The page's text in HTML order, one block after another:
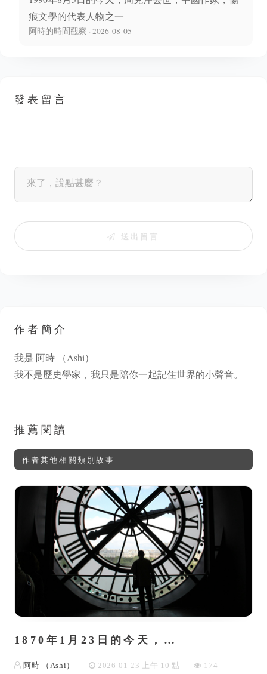
痕文學的代表人物之一
阿時的時間觀察 · 2026-08-05
發表留言
送出留言
作者簡介
我是 阿時 （Ashi）
我不是歷史學家，我只是陪你一起記住世界的小聲音。
推薦閱讀
作者其他相關類別故事
1870年1月23日的今天，…
阿時 （Ashi） 2026-01-23 上午 10 點 174